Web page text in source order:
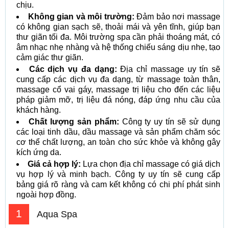
chịu.
Không gian và môi trường: Đảm bảo nơi massage
có không gian sạch sẽ, thoải mái và yên tĩnh, giúp bạn
thư giãn tối đa. Môi trường spa cần phải thoáng mát, có
âm nhạc nhẹ nhàng và hệ thống chiếu sáng dịu nhẹ, tạo
cảm giác thư giãn.
Các dịch vụ đa dạng: Địa chỉ massage uy tín sẽ
cung cấp các dịch vụ đa dạng, từ massage toàn thân,
massage cổ vai gáy, massage trị liệu cho đến các liệu
pháp giảm mỡ, trị liệu đá nóng, đáp ứng nhu cầu của
khách hàng.
Chất lượng sản phẩm: Công ty uy tín sẽ sử dụng
các loại tinh dầu, dầu massage và sản phẩm chăm sóc
cơ thể chất lượng, an toàn cho sức khỏe và không gây
kích ứng da.
Giá cả hợp lý: Lựa chọn địa chỉ massage có giá dịch
vụ hợp lý và minh bạch. Công ty uy tín sẽ cung cấp
bảng giá rõ ràng và cam kết không có chi phí phát sinh
ngoài hợp đồng.
1 Aqua Spa